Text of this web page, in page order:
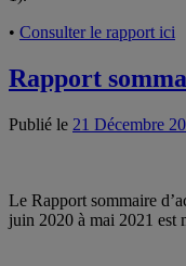
• Consulter le rapport ici
Rapport
Publié le 21 Décembre
Le Rapport sommaire
juin 2020 à mai 2021 est